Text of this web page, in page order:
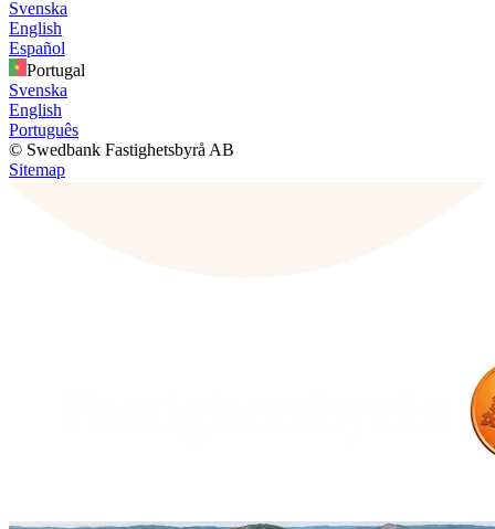
Svenska
English
Español
Portugal
Svenska
English
Português
© Swedbank Fastighetsbyrå AB
Sitemap